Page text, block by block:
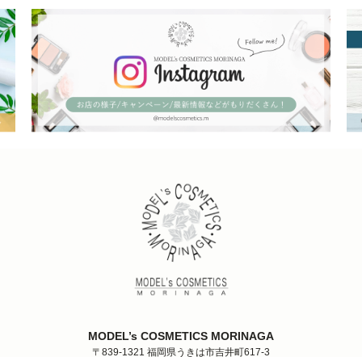
MODEL’s COSMETICS MORINAGA
〒839-1321 福岡県うきは市吉井町617-3